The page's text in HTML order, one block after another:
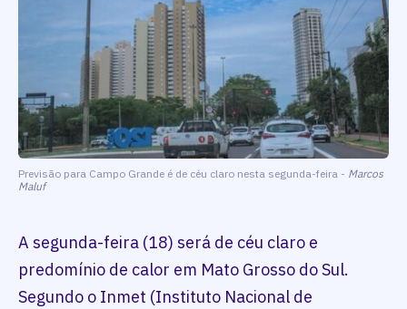
Previsão para Campo Grande é de céu claro nesta segunda-feira - Marcos
Maluf
A segunda-feira (18) será de céu claro e
predomínio de calor em Mato Grosso do Sul.
Segundo o Inmet (Instituto Nacional de